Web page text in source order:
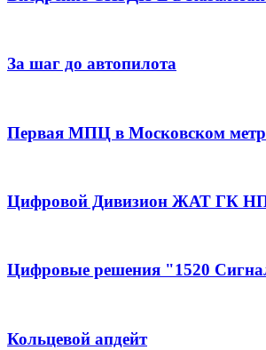
За шаг до автопилота
Первая МПЦ в Московском
Цифровой Дивизион ЖАТ ГК
Цифровые решения "1520
Кольцевой апдейт